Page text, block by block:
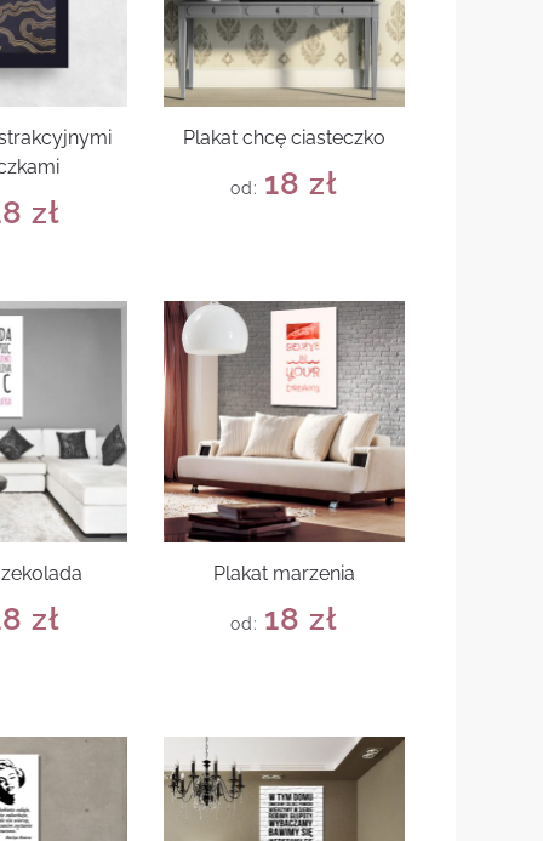
zł
Plakat chcę ciasteczko
od: 18zł
zł
Plakat marzenia
od: 18zł